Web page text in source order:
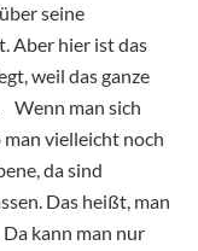
seine
Aber hier ist das
weil das ganze
Wenn man sich
vielleicht noch
da sind
Das heißt, man
kann man nur